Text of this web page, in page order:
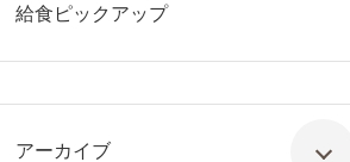
給食ピックアップ
アーカイブ